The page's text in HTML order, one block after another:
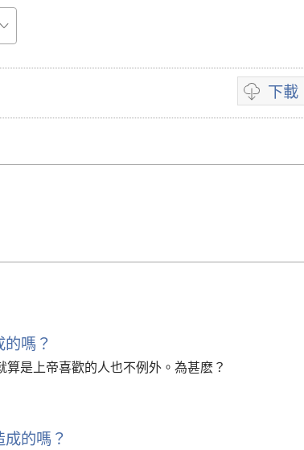
下載
錄
影
載
嗎？
是上帝喜歡的人也不例外。為甚麽？
的嗎？